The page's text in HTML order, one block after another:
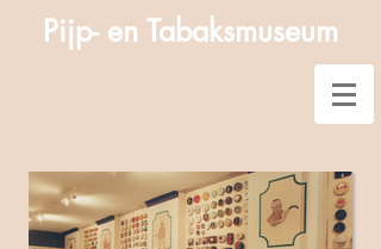
Pijp- en Tabaksmuseum